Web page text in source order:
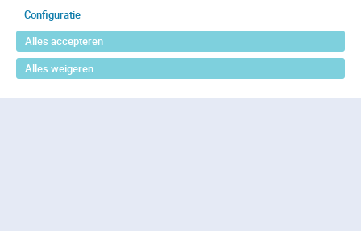
Configuratie
Alles accepteren
Alles weigeren